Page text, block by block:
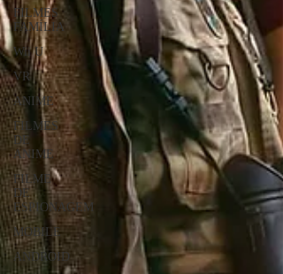
FILMES
FAMÍLIA
Wii U
VR
ANIME
FILMES
DE
ANIME
FILME
DE
ESPIONAGEM
MOBILE
ANDROID